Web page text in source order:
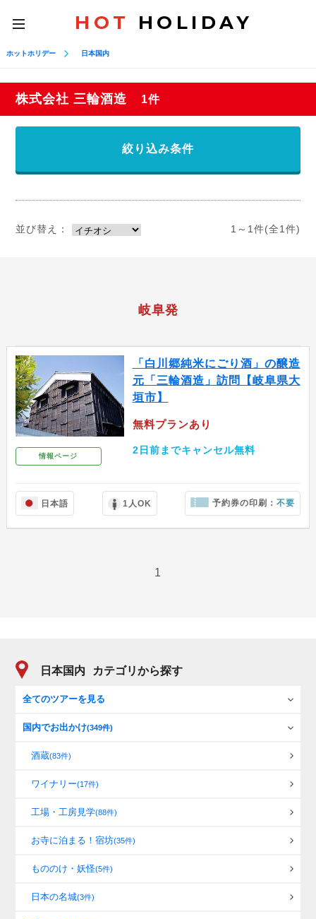
toggle
navigation
HOT HOLIDAY
ホットホリデー 日本国内
株式会社 三輪酒造 1件
絞り込み条件
並び替え： 1～1件(全1件)
岐阜発
情報ページ
「白川郷純米にごり酒」の醸造
元「三輪酒造」訪問【岐阜県大
垣市】
無料プランあり
2日前までキャンセル無料
日本語 1人OK 予約券の印刷：不要
1
日本国内 カテゴリから探す
全てのツアーを見る
国内でお出かけ(349件)
酒蔵(83件)
ワイナリー(17件)
工場・工房見学(88件)
お寺に泊まる！宿坊(35件)
もののけ・妖怪(5件)
日本の名城(3件)